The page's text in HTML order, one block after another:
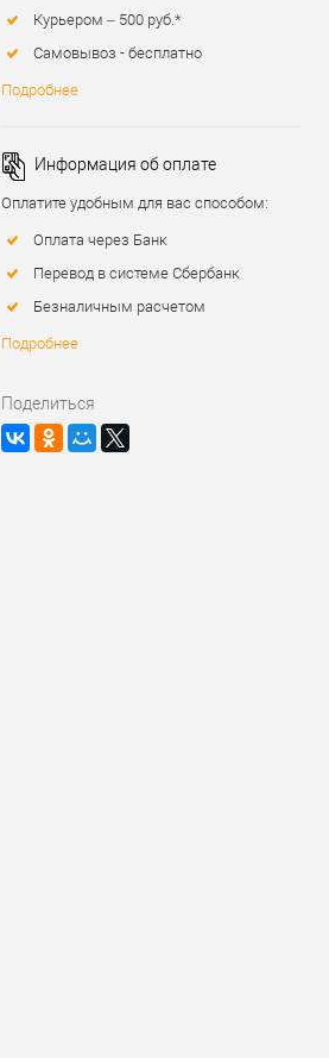
Курьером – 500 руб.*
Самовывоз - бесплатно
Подробнее
Информация об оплате
Оплатите удобным для вас способом:
Оплата через Банк
Перевод в системе Сбербанк
Безналичным расчетом
Подробнее
Поделиться